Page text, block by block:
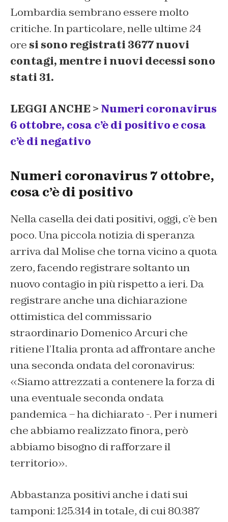
Lombardia sembrano essere molto
critiche. In particolare, nelle ultime 24
ore si sono registrati 3677 nuovi
contagi, mentre i nuovi decessi sono
stati 31.
LEGGI ANCHE > Numeri coronavirus
6 ottobre, cosa c’è di positivo e cosa
c’è di negativo
Numeri coronavirus 7 ottobre,
cosa c’è di positivo
Nella casella dei dati positivi, oggi, c’è ben
poco. Una piccola notizia di speranza
arriva dal Molise che torna vicino a quota
zero, facendo registrare soltanto un
nuovo contagio in più rispetto a ieri. Da
registrare anche una dichiarazione
ottimistica del commissario
straordinario Domenico Arcuri che
ritiene l’Italia pronta ad affrontare anche
una seconda ondata del coronavirus:
«Siamo attrezzati a contenere la forza di
una eventuale seconda ondata
pandemica – ha dichiarato -. Per i numeri
che abbiamo realizzato finora, però
abbiamo bisogno di rafforzare il
territorio».
Abbastanza positivi anche i dati sui
tamponi: 125.314 in totale, di cui 80.387